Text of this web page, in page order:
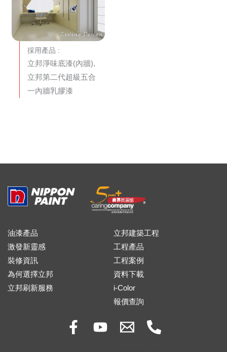
採用產品 :
立邦淨味底漆(內牆),
立邦第二代超級五合
一內牆乳膠漆
油漆產品
激發新靈感
裝修資訊
為何選擇立邦
立邦刷新服務
立邦建築工程
工程產品
工程案例
資料下載
i-Color
報價查詢